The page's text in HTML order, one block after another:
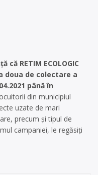
RETIM ECOLOGIC
doua de colectare a
până în
din municipiul
uzate de mari
precum și tipul de
campaniei, le regăsiți